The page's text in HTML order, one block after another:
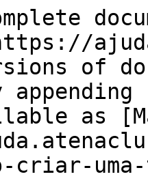
of
as
criar-